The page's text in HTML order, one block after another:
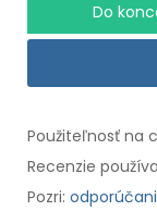
Do
Použiteľnosť na
Recenzie
Pozri: